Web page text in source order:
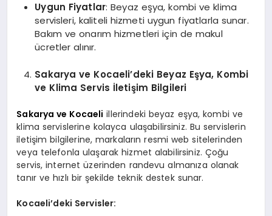
Uygun Fiyatlar: Beyaz eşya, kombi ve klima
servisleri, kaliteli hizmeti uygun fiyatlarla sunar.
Bakım ve onarım hizmetleri için de makul
ücretler alınır.
Sakarya ve Kocaeli’deki Beyaz Eşya, Kombi
ve Klima Servis İletişim Bilgileri
Sakarya ve Kocaeli illerindeki beyaz eşya, kombi ve
klima servislerine kolayca ulaşabilirsiniz. Bu servislerin
iletişim bilgilerine, markaların resmi web sitelerinden
veya telefonla ulaşarak hizmet alabilirsiniz. Çoğu
servis, internet üzerinden randevu almanıza olanak
tanır ve hızlı bir şekilde teknik destek sunar.
Kocaeli’deki Servisler: